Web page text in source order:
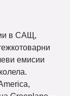
в САЩ,
емисии